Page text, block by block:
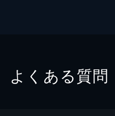
よくある質問